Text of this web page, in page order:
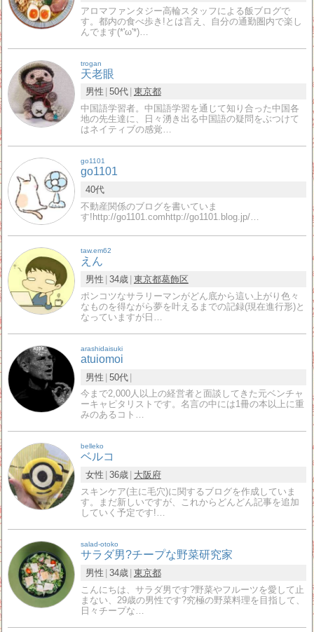
アロマファンタジー高輪スタッフによる飯ブログで
す。都内の食べ歩き!とは言え、自分の通勤圏内で楽し
んでます(*'ω'*)…
trogan
天老眼
男性 50代 東京都
中国語学習者。中国語学習を通じて知り合った中国各
地の先生達に、日々湧き出る中国語の疑問をぶつけて
はネイティブの感覚…
go1101
go1101
40代
不動産関係のブログを書いていま
す!http://go1101.comhttp://go1101.blog.jp/…
taw.em62
えん
男性 34歳 東京都葛飾区
ポンコツなサラリーマンがどん底から這い上がり色々
なものを得ながら夢を叶えるまでの記録(現在進行形)と
なっていますが日…
arashidaisuki
atuiomoi
男性 50代
今まで2,000人以上の経営者と面談してきた元ベンチャ
ーキャピタリストです。名言の中には1冊の本以上に重
みのあるコト…
belleko
ベルコ
女性 36歳
大阪府
スキンケア(主に毛穴)に関するブログを作成していま
す。まだ新しいですが、これからどんどん記事を追加
していく予定です!…
salad-otoko
サラダ男?チープな野菜研究家
男性 34歳 東京都
こんにちは、サラダ男です?野菜やフルーツを愛して止
まない、29歳の男性です?究極の野菜料理を目指して、
日々チープな…